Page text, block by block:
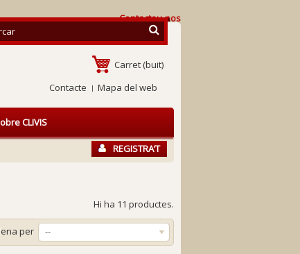
Contacteu-nos
Carret (buit)
Contacte
Mapa del web
REGISTRA’T
CLIVIS
Hi ha 11 productes.
per --